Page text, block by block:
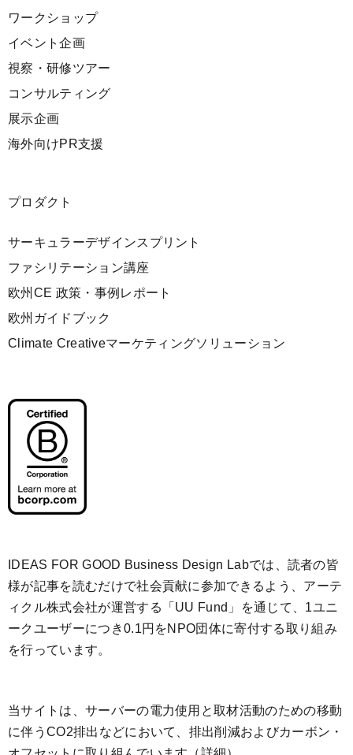
ワークショップ
イベント企画
視察・研修ツアー
コンサルティング
展示企画
海外向けPR支援
プロダクト
サーキュラーデザインスプリント
ファシリテーション講座
欧州CE 政策・事例レポート
欧州ガイドブック
Climate Creativeマーケティングソリューション
IDEAS FOR GOOD Business Design Labでは、読者の皆
様が記事を読むだけで社会貢献に参加できるよう、アーテ
ィクル株式会社が運営する「 UU Fund 」を通じて、1ユニ
ークユーザーにつき0.1円をNPO団体に寄付する取り組み
を行っています。
当サイトは、サーバーの電力使用と取材活動のための移動
に伴うCO2排出などにおいて、排出削減およびカーボン・